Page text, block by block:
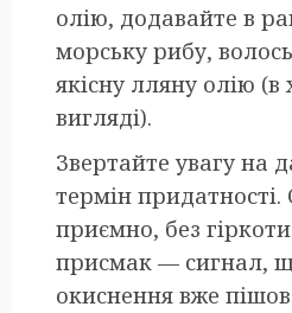
олію, додавайте в
морську рибу,
якісну лляну олію
вигляді).
Звертайте увагу на
термін придатності.
приємно, без
присмак — сигнал,
окиснення вже